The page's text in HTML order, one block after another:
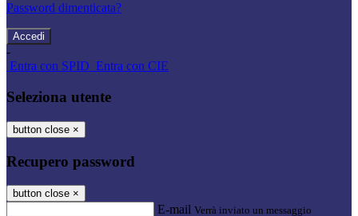
Password dimenticata?
-
Entra con SPID Entra con CIE
Seleziona utente
button close ×
Recupero password
button close ×
E-mail Verrà inviato un messaggio